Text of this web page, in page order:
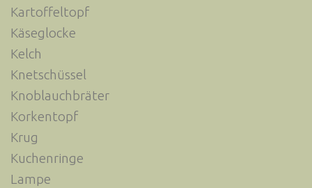
Kartoffeltopf
Käseglocke
Kelch
Knetschüssel
Knoblauchbräter
Korkentopf
Krug
Kuchenringe
Lampe